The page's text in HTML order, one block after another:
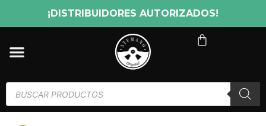
¡DISTRIBUIDORES AUTORIZADOS!